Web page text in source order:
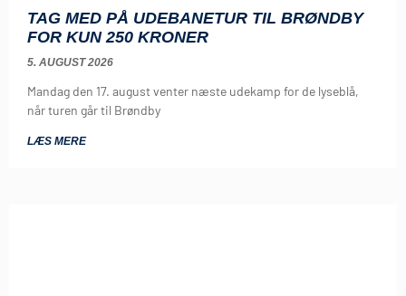
TAG MED PÅ UDEBANETUR TIL BRØNDBY
FOR KUN 250 KRONER
5. AUGUST 2026
Mandag den 17. august venter næste udekamp for de lyseblå,
når turen går til Brøndby
LÆS MERE